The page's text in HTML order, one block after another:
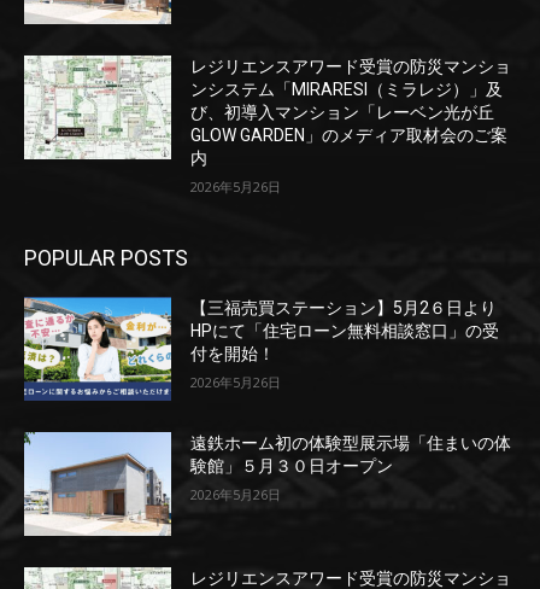
レジリエンスアワード受賞の防災マンショ
ンシステム「MIRARESI（ミラレジ）」及
び、初導入マンション「レーベン光が丘
GLOW GARDEN」のメディア取材会のご案
内
2026年5月26日
POPULAR POSTS
【三福売買ステーション】5月2６日より
HPにて「住宅ローン無料相談窓口」の受
付を開始！
2026年5月26日
遠鉄ホーム初の体験型展示場「住まいの体
験館」５月３０日オープン
2026年5月26日
レジリエンスアワード受賞の防災マンショ